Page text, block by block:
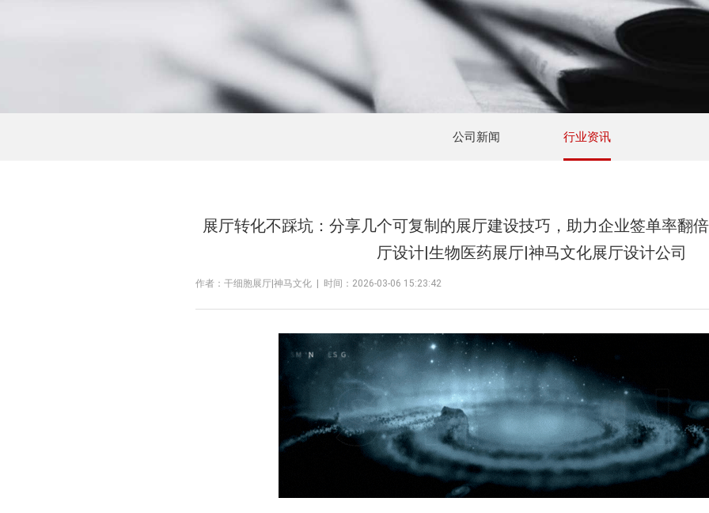
公司新闻 行业资讯
展厅转化不踩坑：分享几个可复制的展厅建设技巧，助力企业签单率翻
厅设计|生物医药展厅|神马文化展厅设计公司
作者：干细胞展厅|神马文化 | 时间：2026-03-06 15:23:42